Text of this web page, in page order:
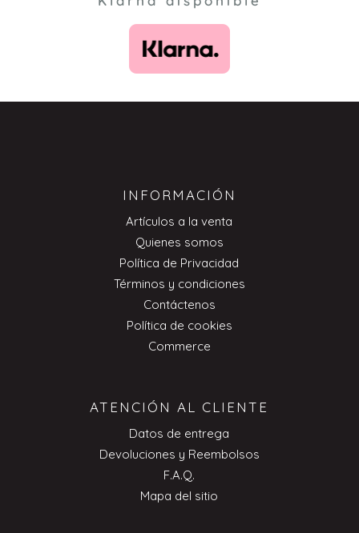
INFORMACIÓN
Artículos a la venta
Quienes somos
Política de Privacidad
Términos y condiciones
Contáctenos
Política de cookies
Commerce
ATENCIÓN AL CLIENTE
Datos de entrega
Devoluciones y Reembolsos
F.A.Q.
Mapa del sitio